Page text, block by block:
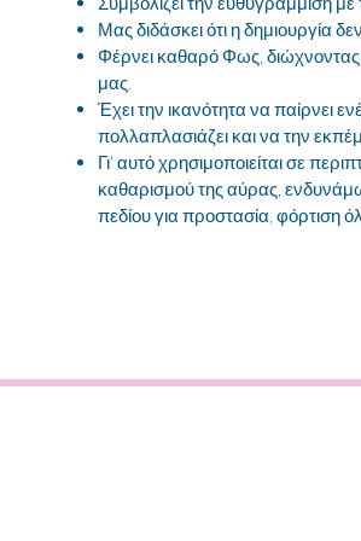
Μας διδάσκει ότι η δημιουργία
Φέρνει καθαρό Φως,
μας.
Έχει την ικανότητα να παίρνει
πολλαπλασιάζει και να την
Γι' αυτό χρησιμοποιείται σε
καθαρισμού της αύρας,
πεδίου για προστασία, φόρτιση
ΜΑΡΙΑΝΝΑ